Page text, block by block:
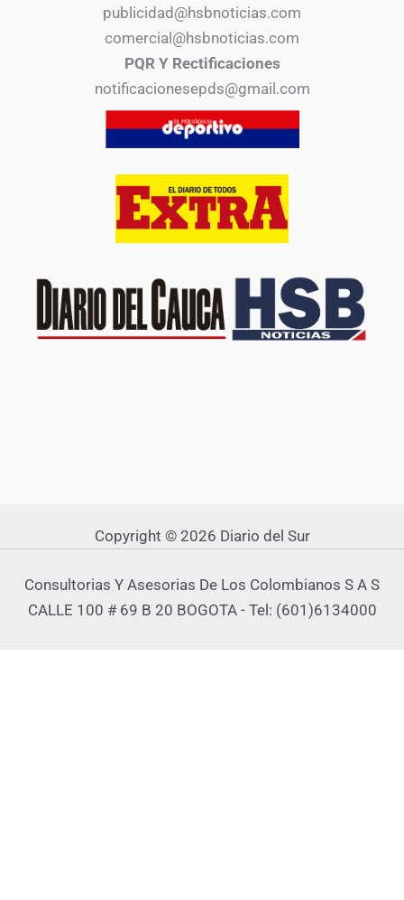
publicidad@hsbnoticias.com
comercial@hsbnoticias.com
PQR Y Rectificaciones
notificacionesepds@gmail.com
Copyright © 2026 Diario del Sur
Consultorias Y Asesorias De Los Colombianos S A S
CALLE 100 # 69 B 20 BOGOTA - Tel: (601)6134000